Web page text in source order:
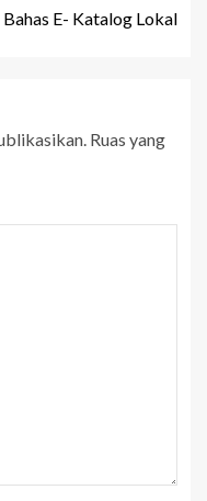
Bahas E- Katalog Lokal
Ruas yang